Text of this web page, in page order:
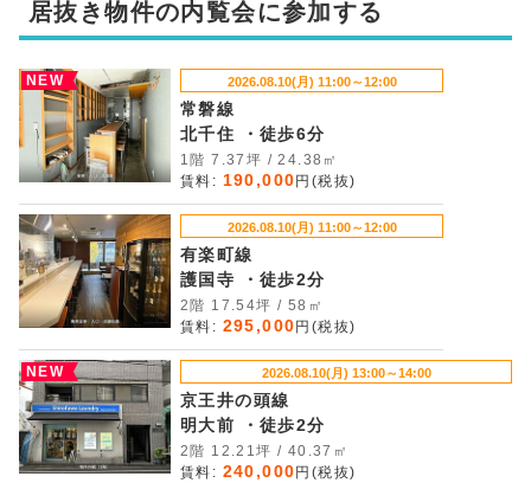
居抜き物件の内覧会に参加する
NEW 2026.08.10(月) 11:00～12:00
常磐線
北千住 ・徒歩6分
1階 7.37坪 / 24.38㎡
賃料: 190,000 円(税抜)
2026.08.10(月) 11:00～12:00
有楽町線
護国寺 ・徒歩2分
2階 17.54坪 / 58㎡
賃料: 295,000 円(税抜)
NEW 2026.08.10(月) 13:00～14:00
京王井の頭線
明大前 ・徒歩2分
2階 12.21坪 / 40.37㎡
賃料: 240,000 円(税抜)